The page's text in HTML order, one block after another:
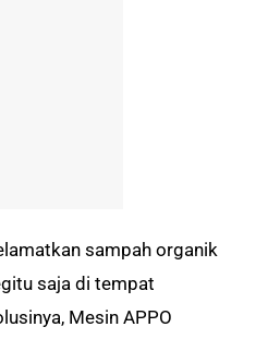
sampah organik
saja di tempat
Mesin APPO